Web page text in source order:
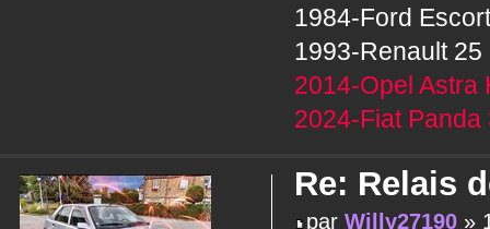
1984-Ford
1993-Renault
2014-Opel Astra
2024-Fiat
Re: Relais
parWilly27190 »